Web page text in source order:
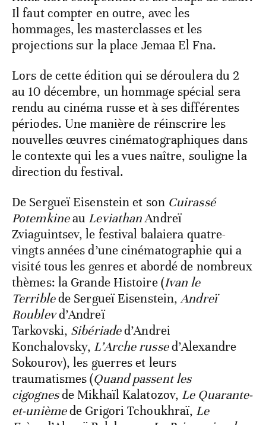
Il faut compter en outre, avec les
hommages, les masterclasses et les
projections sur la place Jemaa El Fna.
Lors de cette édition qui se déroulera du 2
au 10 décembre, un hommage spécial sera
rendu au cinéma russe et à ses différentes
périodes. Une manière de réinscrire les
nouvelles œuvres cinématographiques dans
le contexte qui les a vues naître, souligne la
direction du festival.
De Sergueï Eisenstein et son Cuirassé
Potemkineau LeviathanAndreï
Zviaguintsev, le festival balaiera quatre-
vingts années d’une cinématographie qui a
visité tous les genres et abordé de nombreux
thèmes: la Grande Histoire (Ivan le
Terriblede Sergueï Eisenstein,Andreï
Roublevd’Andreï
Tarkovski, Sibériaded’Andrei
Konchalovsky, L’Arche russed’Alexandre
Sokourov), les guerres et leurs
traumatismes (Quand passent les
cigognesde Mikhaïl Kalatozov, Le Quarante-
et-unièmede Grigori Tchoukhraï, Le